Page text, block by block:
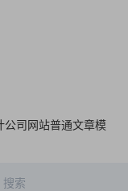
公司网站普通文章模
搜索